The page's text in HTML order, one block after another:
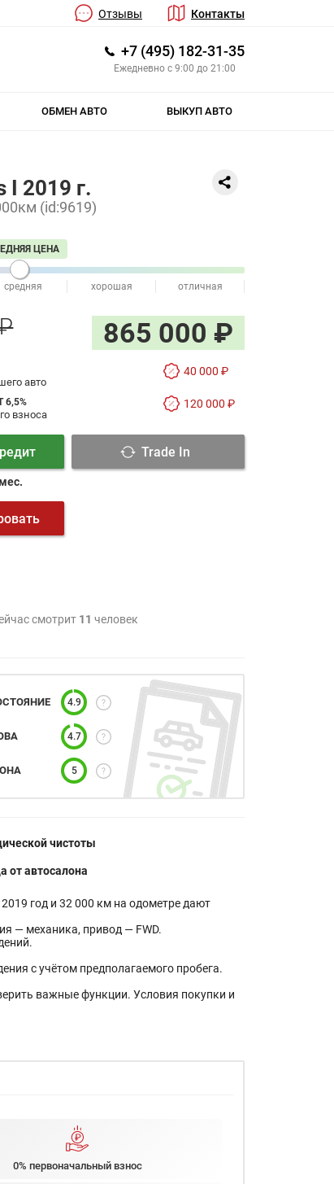
Отзывы Контакты
+7 (495) 182-31-35
Ежедневно с 9:00 до 21:00
ОБМЕН АВТО ВЫКУП АВТО
I 2019 г.
(id:9619)
ЦЕНА
средняя хорошая отличная
865 000 ₽
авто
40 000 ₽
6,5%
взноса
120 000 ₽
Trade In
смотрит 11 человек
4.9
4.7
5
чистоты
от автосалона
год и 32 000 км на одометре дают
— механика, привод — FWD.
с учётом предполагаемого пробега.
важные функции. Условия покупки и
0% первоначальный взнос